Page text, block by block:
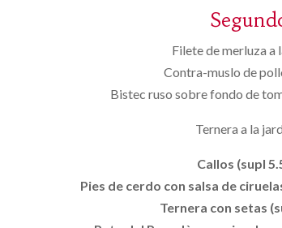
Filete de merluza a
Contra-muslo de
Bistec ruso sobre fondo de
Ternera a la
Callos (supl
Pies de cerdo con salsa de
Ternera con setas